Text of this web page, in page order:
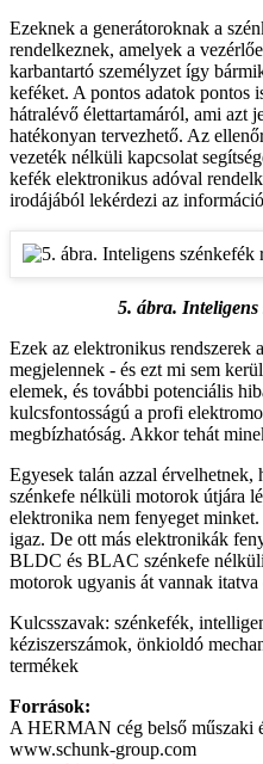
Ezeknek a generátoroknak a
rendelkeznek, amelyek a
karbantartó személyzet így
keféket. A pontos adatok pontos
hátralévő élettartamáról, ami azt
hatékonyan tervezhető. Az
vezeték nélküli kapcsolat
kefék elektronikus adóval
irodájából lekérdezi az
5. ábra. Inteligens
Ezek az elektronikus rendszerek
megjelennek - és ezt mi sem
elemek, és további potenciális
kulcsfontosságú a profi
megbízhatóság. Akkor tehát
Egyesek talán azzal érvelhetnek,
szénkefe nélküli motorok útjára
elektronika nem fenyeget
igaz. De ott más elektronikák
BLDC és BLAC szénkefe
motorok ugyanis át vannak
Kulcsszavak: szénkefék,
kéziszerszámok, önkioldó
termékek
Források:
A HERMAN cég belső műszaki
www.schunk-group.com